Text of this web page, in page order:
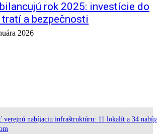
rok 2025: investície do
a bezpečnosti
2026
verejnú nabíjaciu infraštruktúru: 11 lokalít a 34